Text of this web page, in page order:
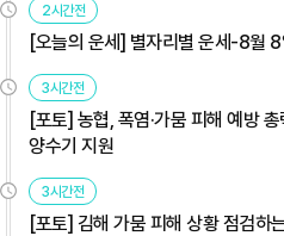
2시간전
[오늘의 운세] 별자리별 운세-8월
3시간전
[포토] 농협, 폭염·가뭄 피해 예방
양수기 지원
3시간전
[포토] 김해 가뭄 피해 상황 점검하